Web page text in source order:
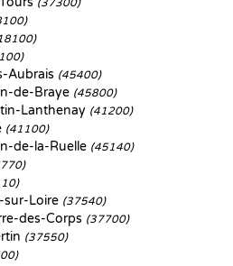
(37300)
Aubrais (45400)
de-Braye (45800)
Lanthenay (41200)
(41100)
de-la-Ruelle (45140)
sur-Loire (37540)
des-Corps (37700)
(37550)